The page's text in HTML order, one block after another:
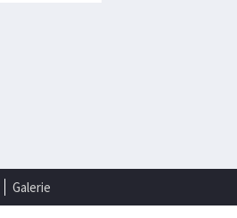
Galerie